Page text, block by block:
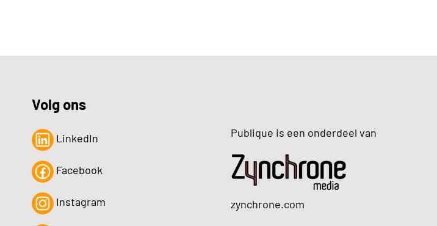
Volg ons
LinkedIn
Facebook
Instagram
Publique is een onderdeel van
zynchrone.com